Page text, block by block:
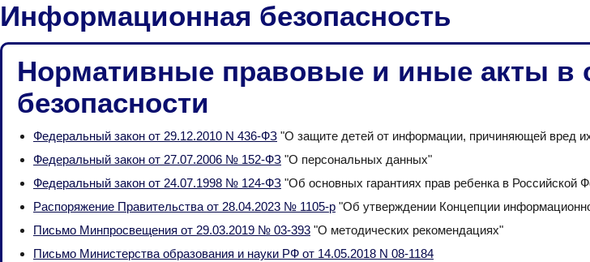
Информационная безопасность
Нормативные правовые и иные акты
безопасности
Федеральный закон от 29.12.2010 N 436-ФЗ "О защите детей от информации, причиняющей вред
Федеральный закон от 27.07.2006 № 152-ФЗ "О персональных данных"
Федеральный закон от 24.07.1998 № 124-ФЗ "Об основных гарантиях прав ребенка в Российской
Распоряжение Правительства от 28.04.2023 № 1105-р "Об утверждении Концепции
Письмо Минпросвещения от 29.03.2019 № 03-393 "О методических рекомендациях"
Письмо Министерства образования и науки РФ от 14.05.2018 N 08-1184